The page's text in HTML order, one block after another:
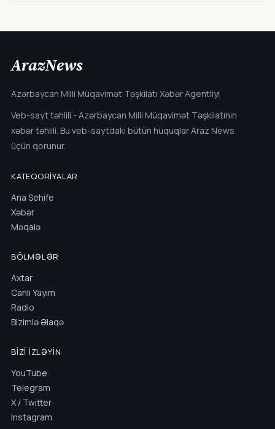
ArazNews
Azərbaycan Milli Müqavimət Təşkilatı Xəbər Agentliyi
Veb-sayt təhlili - Azərbaycan Milli Müqavimət Təşkilatının
xəbər təhlili. Bu veb-saytdakı bütün hüquqlar Araz News
üçün qorunur.
KATEQORIYALAR
Ana Sehife
Xəbər
Məqalə
BÖLMƏLƏR
Axtar
Canlı Yayım
Radio
Bizimlə Əlaqə
BIZI İZLƏYIN
YouTube
Telegram
X / Twitter
Instagram